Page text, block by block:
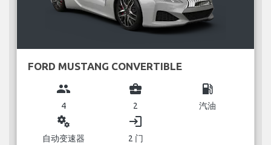
FORD MUSTANG CONVERTIBLE
group
4
business_center
2
local_gas_station
汽油
miscellaneous_services
自动变速器
login
2 门